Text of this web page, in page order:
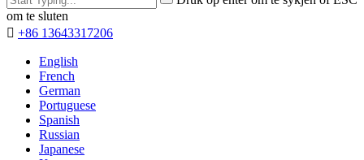
om te sluten
 +86 13643317206
English
French
German
Portuguese
Spanish
Russian
Japanese